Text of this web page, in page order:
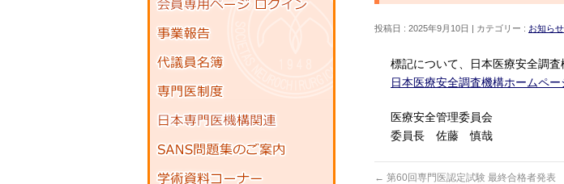
投稿日 : 2025年9月10日 カテゴリー : お知らせ
標記について、日本医療安全調査
日本医療安全調査機構ホームペー
医療安全管理委員会
委員長 佐藤 慎哉
← 第60回専門医認定試験 最終合格者発表